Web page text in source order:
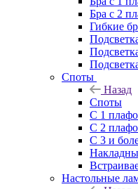
Бра с 2
Гибкие
Споты
Назад
Споты
С 1
С 2
С 3 и
Настольные